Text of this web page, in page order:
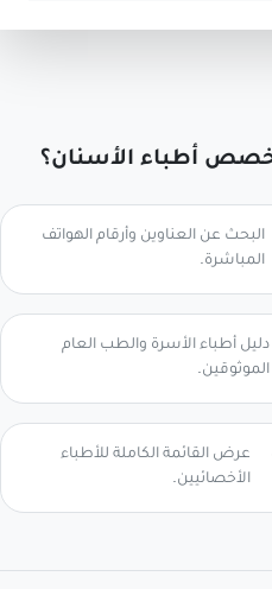
أطباء الأسنان؟
البحث عن العناوين وأرقام الهواتف
المباشرة.
دليل أطباء الأسرة والطب العام
الموثوقين.
عرض القائمة الكاملة للأطباء
الأخصائيين.